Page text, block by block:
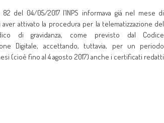
del 04/05/2017 l’INPS informava già nel mese di
aver attivato la procedura per la telematizzazione del
di gravidanza, come previsto dal Codice
Digitale, accettando, tuttavia, per un periodo
(cioè fino al 4 agosto 2017) anche i certificati redatti